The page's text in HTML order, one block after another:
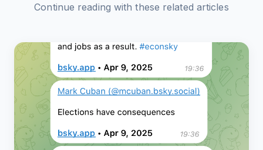
Continue reading with these related articles